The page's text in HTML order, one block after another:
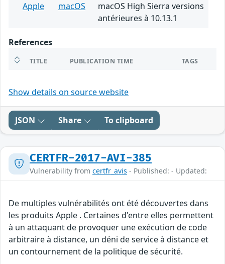
Apple
macOS
macOS High Sierra versions
antérieures à 10.13.1
References
TITLE PUBLICATION TIME TAGS
Show details on source website
JSON Share To clipboard
CERTFR-2017-AVI-385
Vulnerability from certfr_avis - Published: - Updated:
De multiples vulnérabilités ont été découvertes dans
les produits Apple . Certaines d'entre elles permettent
à un attaquant de provoquer une exécution de code
arbitraire à distance, un déni de service à distance et
un contournement de la politique de sécurité.